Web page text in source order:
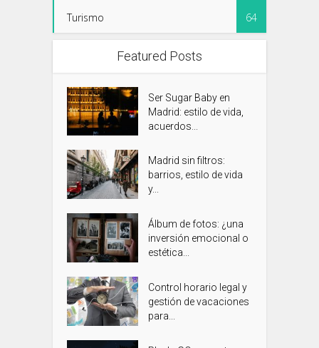
Turismo 64
Featured Posts
Ser Sugar Baby en
Madrid: estilo de vida,
acuerdos...
Madrid sin filtros:
barrios, estilo de vida
y...
Álbum de fotos: ¿una
inversión emocional o
estética...
Control horario legal y
gestión de vacaciones
para...